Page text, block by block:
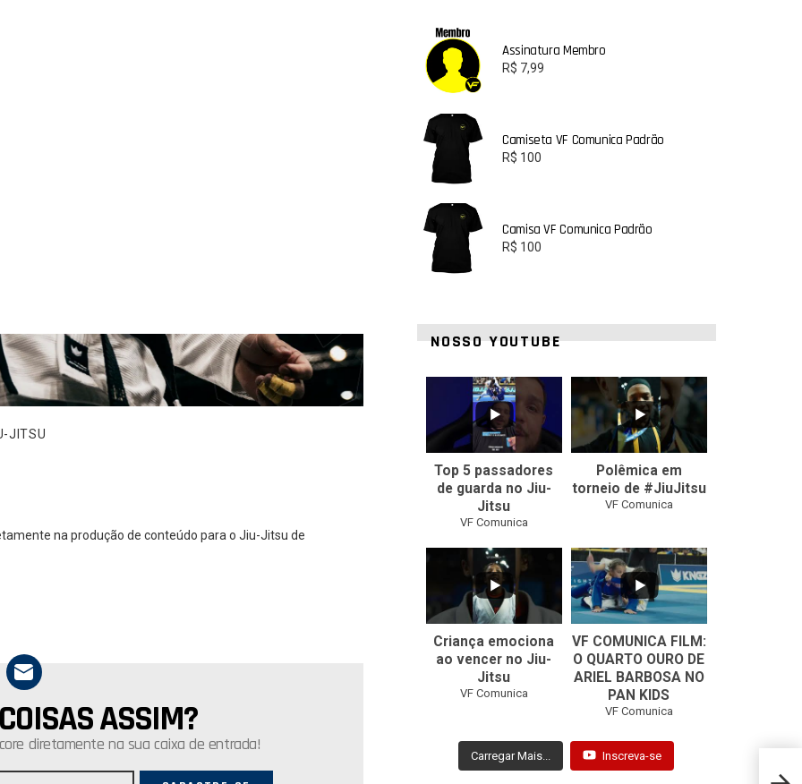
JITSU
na produção de conteúdo para o Jiu-Jitsu de
ASSIM?
diretamente na sua caixa de entrada!
Assinatura Membro
R$ 7,99
Camiseta VF Comunica Padrão
R$ 100
Camisa VF Comunica Padrão
R$ 100
NOSSO YOUTUBE
0
Top 5 passadores
de guarda no Jiu-
Jitsu
VF Comunica
46 1
Polêmica em
torneio de #JiuJitsu
VF Comunica
0
Criança emociona
ao vencer no Jiu-
Jitsu
VF Comunica
...
0
VF COMUNICA FILM:
O QUARTO OURO DE
ARIEL BARBOSA NO
PAN KIDS
VF Comunica
Carregar Mais... Inscreva-se